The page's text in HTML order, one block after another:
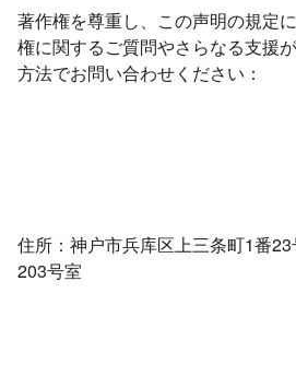
著作権を尊重し、この声明の規定
権に関するご質問やさらなる支援
方法でお問い合わせください：
住所：神户市兵库区上三条町1番
203号室